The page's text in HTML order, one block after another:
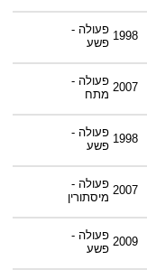
1998 פעולה -
פשע
2007 פעולה -
מתח
1998 פעולה -
פשע
2007 פעולה -
מיסתורין
2009 פעולה -
פשע